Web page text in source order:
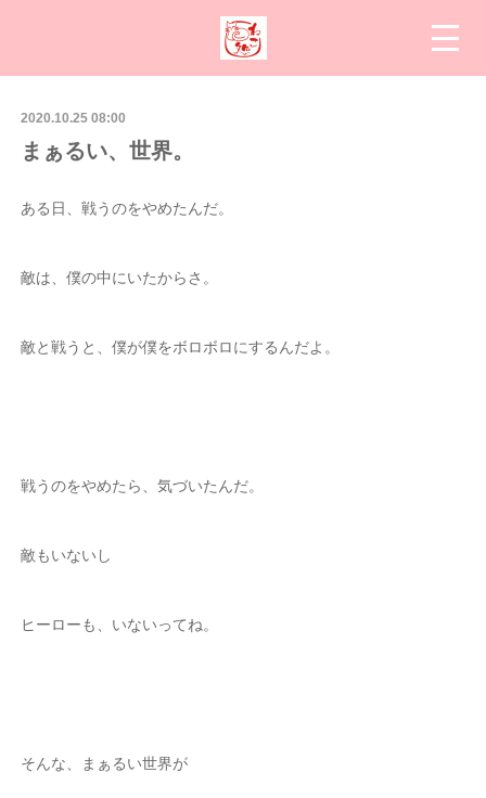
2020.10.25 08:00
まぁるい、世界。
ある日、戦うのをやめたんだ。
敵は、僕の中にいたからさ。
敵と戦うと、僕が僕をボロボロにするんだよ。
戦うのをやめたら、気づいたんだ。
敵もいないし
ヒーローも、いないってね。
そんな、まぁるい世界が